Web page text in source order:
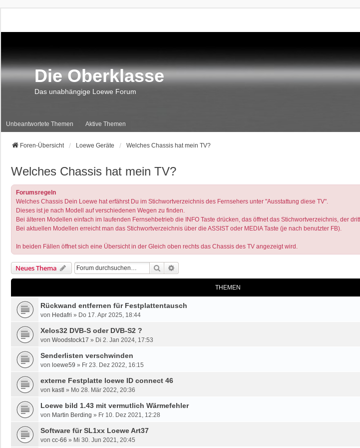
Die Oberklasse
Das unabhängige Loewe Forum
Unbeantwortete Themen Aktive Themen
Foren-Übersicht Loewe Geräte Welches Chassis hat mein TV?
Welches Chassis hat mein TV?
Forumsregeln
Welches Chassis Dein Loewe hat erfährst Du im Stichwortverzeichnis des Fernsehers unter "Ausstattung diese TV".
Dieses ist je nach Modell auf verschiedenen Wegen zu finden.
Bei älteren Modellen einfach im laufenden Fernsehbetrieb die INFO Taste drücken, das öffnet das Stichwortverzeichnis, der
Bei aktuellen Modellen erreicht man das Stichwortverzeichnis über die ASSIST oder MEDIA Taste (je nach benutzter FB).
In beiden Fällen öffnet sich eine Übersicht in der Gleich oben rechts das Chassis des TV angezeigt wird.
Neues Thema Suche
THEMEN
Rückwand entfernen für Festplattentausch
von Hedafri » Do 17. Apr 2025, 18:44
Xelos32 DVB-S oder DVB-S2 ?
von Woodstock17 » Di 2. Jan 2024, 17:53
Senderlisten verschwinden
von loewe59 » Fr 23. Dez 2022, 16:15
externe Festplatte loewe ID connect 46
von kastl » Mo 28. Mär 2022, 20:36
Loewe bild 1.43 mit vermutlich Wärmefehler
von Martin Berding » Fr 10. Dez 2021, 12:28
Software für SL1xx Loewe Art37
von cc-66 » Mi 30. Jun 2021, 20:45